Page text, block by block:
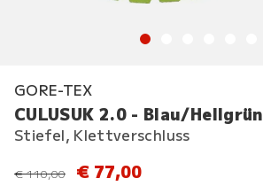
GORE-TEX
CULUSUK 2.0 - Blau/Hellgrün
Stiefel, Klettverschluss
statt
€ 110,00 € 77,00